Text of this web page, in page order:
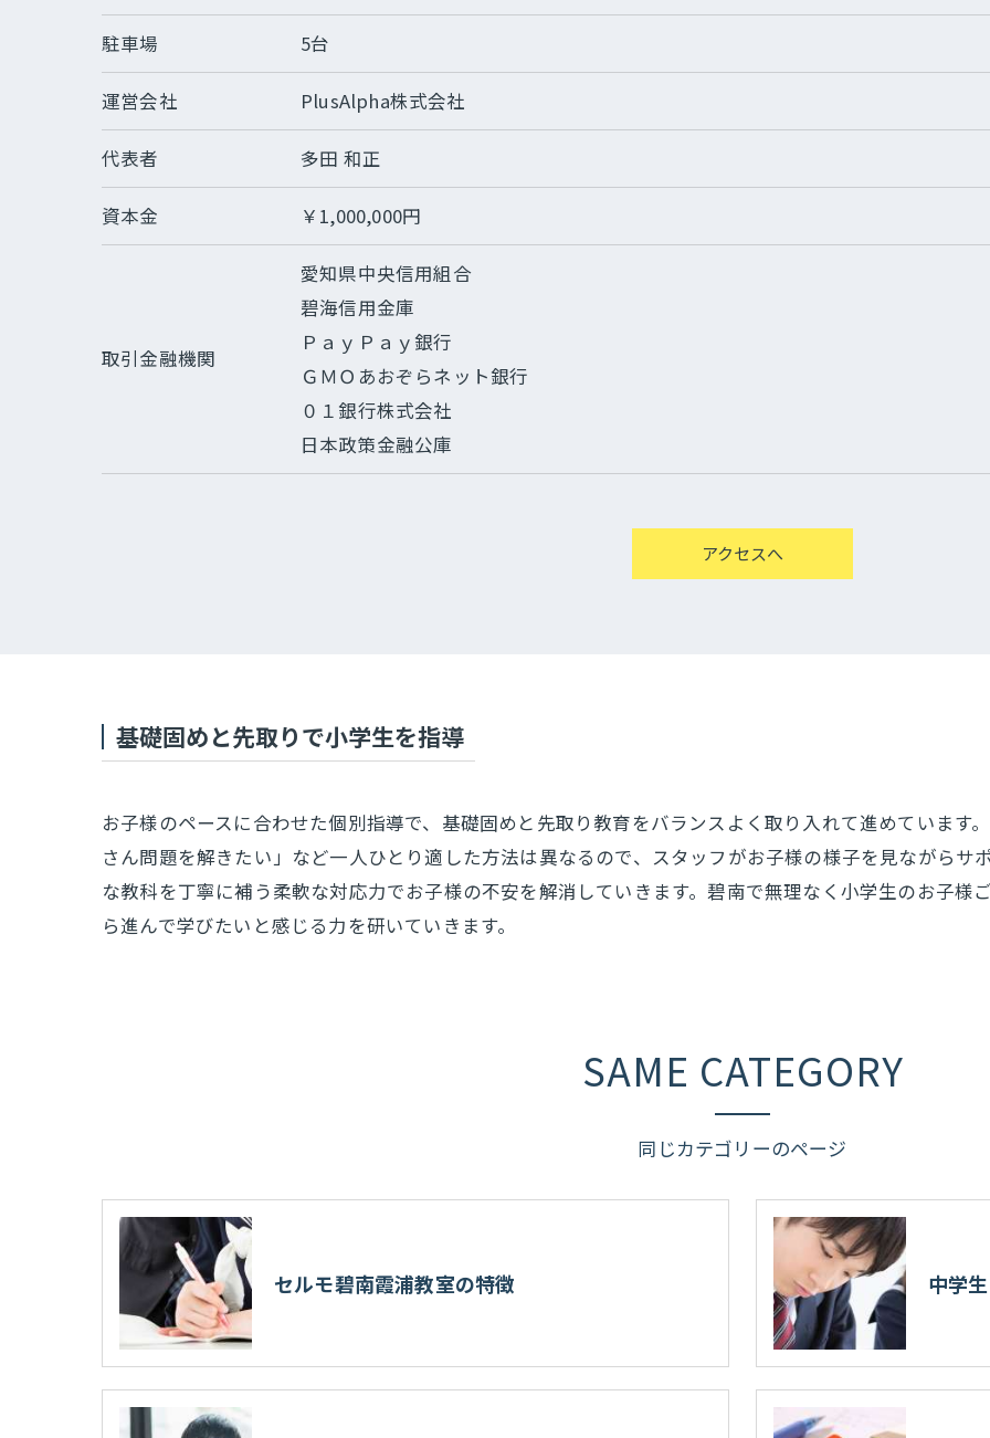
駐車場 5台
運営会社 PlusAlpha株式会社
代表者 多田 和正
資本金 ￥1,000,000円
取引金融機関
愛知県中央信用組合
碧海信用金庫
ＰａｙＰａｙ銀行
ＧＭＯあおぞらネット銀行
０１銀行株式会社
日本政策金融公庫
アクセスへ
基礎固めと先取りで小学生を指導
お子様のペースに合わせた個別指導で、基礎固めと先取り教育をバランスよく取り入れて進めています
さん問題を解きたい」など一人ひとり適した方法は異なるので、スタッフがお子様の様子を見ながらサ
な教科を丁寧に補う柔軟な対応力でお子様の不安を解消していきます。碧南で無理なく小学生のお子様
ら進んで学びたいと感じる力を研いていきます。
同じカテゴリーのページ
SAME CATEGORY
セルモ碧南霞浦教室の特徴 中学生